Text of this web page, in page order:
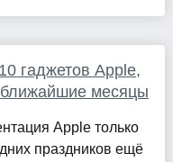
гаджетов Apple,
ближайшие месяцы
Apple только
праздников ещё